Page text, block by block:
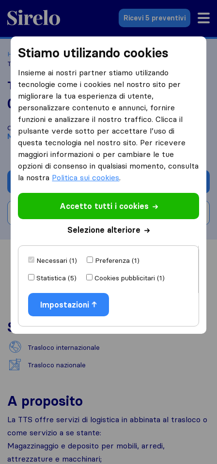
Sirelo.it
Ricevi 5 preventivi
Home Le 10 migliori aziende di traslochi in Italia
Traslochi T.T.S.
Traslochi T.T.S.
0,0 basato su 0
recensioni di Sirelo e Google
i
Confronta Traslochi T.T.S. con altreaziende di traslochi
Milano
Chiedi preventivo
Informazioni Recensioni
Servizi
Trasloco internazionale
Trasloco nazionale
A proposito
La TTS offre servizi di logistica in abbinata al trasloco o
come servizio a se stante:
Magazzinaggio e deposito per mobili, arredi,
attrezzature e macchinari;
Stiamo utilizando cookies
Insieme ai nostri partner stiamo utilizando
tecnologie come i cookies nel nostro sito per
migliorare la tua esperienza di utente,
personalizzare contenuto e annunci, fornire
funzioni e analizzare il nostro traffico. Clicca il
pulsante verde sotto per accettare l’uso di
questa tecnologia nel nostro sito. Per ricevere
maggiori informazioni o per cambiare le tue
opzioni di consenso in qualsiasi momento, consulta
la nostra Politica sui cookies.
Accetto tutti i cookies
Selezione alteriore
Necessari (1)
Preferenza (1)
Statistica (5)
Cookies pubblicitari (1)
Impostazioni